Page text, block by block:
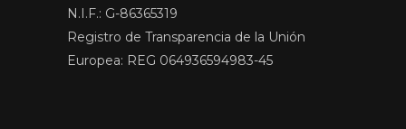
N.I.F.: G-86365319
Registro de Transparencia de la Unión
Europea: REG 064936594983-45